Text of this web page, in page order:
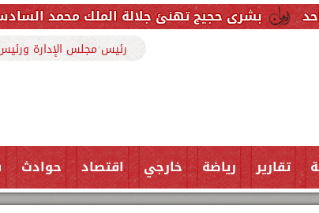
تهنئ جلالة الملك محمد السادس والشعب
رئيس مجلس الإدارة ورئيس
تقارير رياضة خارجي اقتصاد حوادث